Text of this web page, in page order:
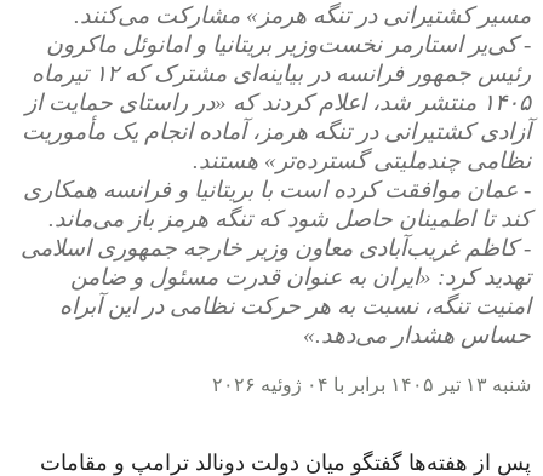
مسیر کشتیرانی در تنگه هرمز» مشارکت می‌کنند.
- کی‌یر استارمر نخست‌وزیر بریتانیا و امانوئل ماکرون
رئیس‌ جمهور فرانسه در بیاینه‌ای مشترک که ۱۲ تیرماه
۱۴۰۵ منتشر شد، اعلام کردند که «در راستای حمایت از
آزادی کشتیرانی در تنگه هرمز، آماده انجام یک مأموریت
نظامی چندملیتی گسترده‌تر» هستند.
- عمان موافقت کرده است با بریتانیا و فرانسه همکاری
کند تا اطمینان حاصل شود که تنگه هرمز باز می‌ماند.
- کاظم غریب‌آبادی معاون وزیر خارجه جمهوری اسلامی
تهدید کرد: «ایران به‌ عنوان قدرت مسئول و ضامن
امنیت تنگه، نسبت به هر حرکت نظامی در این آبراه
حساس هشدار می‌دهد.»
شنبه ۱۳ تیر ۱۴۰۵ برابر با ۰۴ ژوئیه ۲۰۲۶
پس از هفته‌ها گفتگو میان دولت دونالد ترامپ و مقامات